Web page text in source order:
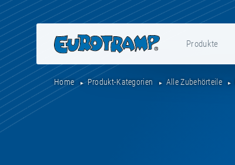
Produkte
Home Produkt-Kategorien Alle Zubehörteile